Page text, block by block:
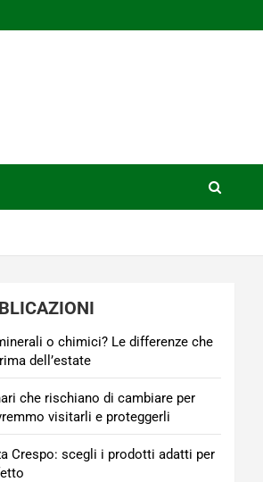
o chimici? Le differenze che
dell’estate
che rischiano di cambiare per
visitarli e proteggerli
Crespo: scegli i prodotti adatti per